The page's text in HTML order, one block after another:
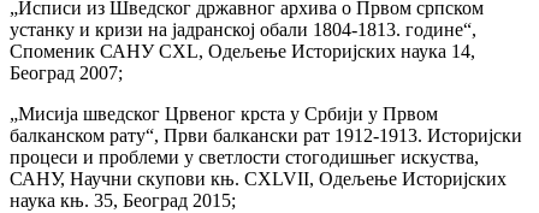
„Исписи из Шведског државног архива о Првом српском
устанку и кризи на јадранској обали 1804-1813. године“,
Споменик САНУ CXL, Одељење Историјских наука 14,
Београд 2007;
„Мисија шведског Црвеног крста у Србији у Првом
балканском рату“, Први балкански рат 1912-1913. Историјски
процеси и проблеми у светлости стогодишњег искуства,
САНУ, Научни скупови књ. CXLVII, Одељење Историјских
наука књ. 35, Београд 2015;